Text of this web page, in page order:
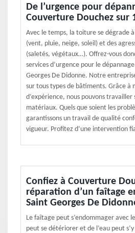
De l’urgence pour
Couverture Douchez sur
Avec le temps, la toiture se dégrade
(vent, pluie, neige, soleil) et des
(saletés, végétaux…). Offrez-vous
services d’urgence pour le
Georges De Didonne. Notre
sur tous types de bâtiments. Grâce à
d’expérience, nous pouvons travailler
matériaux. Quels que soient les
garantissons un travail de qualité
vigueur. Profitez d’une intervention
Confiez à Couverture
réparation d’un faîtage
Saint Georges De
Le faîtage peut s’endommager avec
peut se détériorer et de l’eau peut